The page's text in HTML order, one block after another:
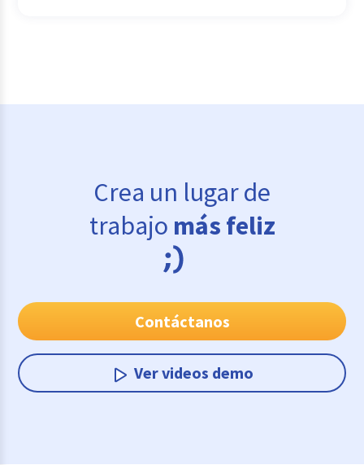
Crea un lugar de
trabajo más feliz
Contáctanos
Ver videos demo